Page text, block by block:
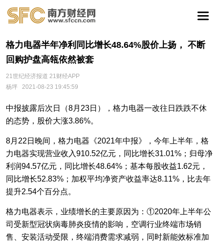
格力电器半年净利同比增长48.64%股价上扬， 不断
回购护盘高瓴依然被套
21世纪经济报道 21财经APP
杨坪
2021-08-23 19:45:59
中报披露后次日（8月23日），格力电器一改往日跌跌不休
的态势，股价大涨3.86%。
8月22日晚间，格力电器《2021年中报》，今年上半年，格
力电器实现营业收入910.52亿元，同比增长31.01%；归母净
利润94.57亿元，同比增长48.64%；基本每股收益1.62元，
同比增长52.83%；加权平均净资产收益率达8.11%，比去年
提升2.54个百分点。
格力电器表示，业绩增长的主要原因为：①2020年上半年公
司受新型冠状病毒肺炎疫情的影响，空调行业终端市场销
售、安装活动受限，终端消费需求减弱，同时新能效标准加